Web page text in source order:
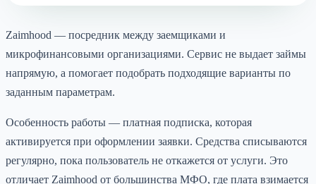
Zaimhood — посредник между заемщиками и
микрофинансовыми организациями. Сервис не выдает займы
напрямую, а помогает подобрать подходящие варианты по
заданным параметрам.
Особенность работы — платная подписка, которая
активируется при оформлении заявки. Средства списываются
регулярно, пока пользователь не откажется от услуги. Это
отличает Zaimhood от большинства МФО, где плата взимается